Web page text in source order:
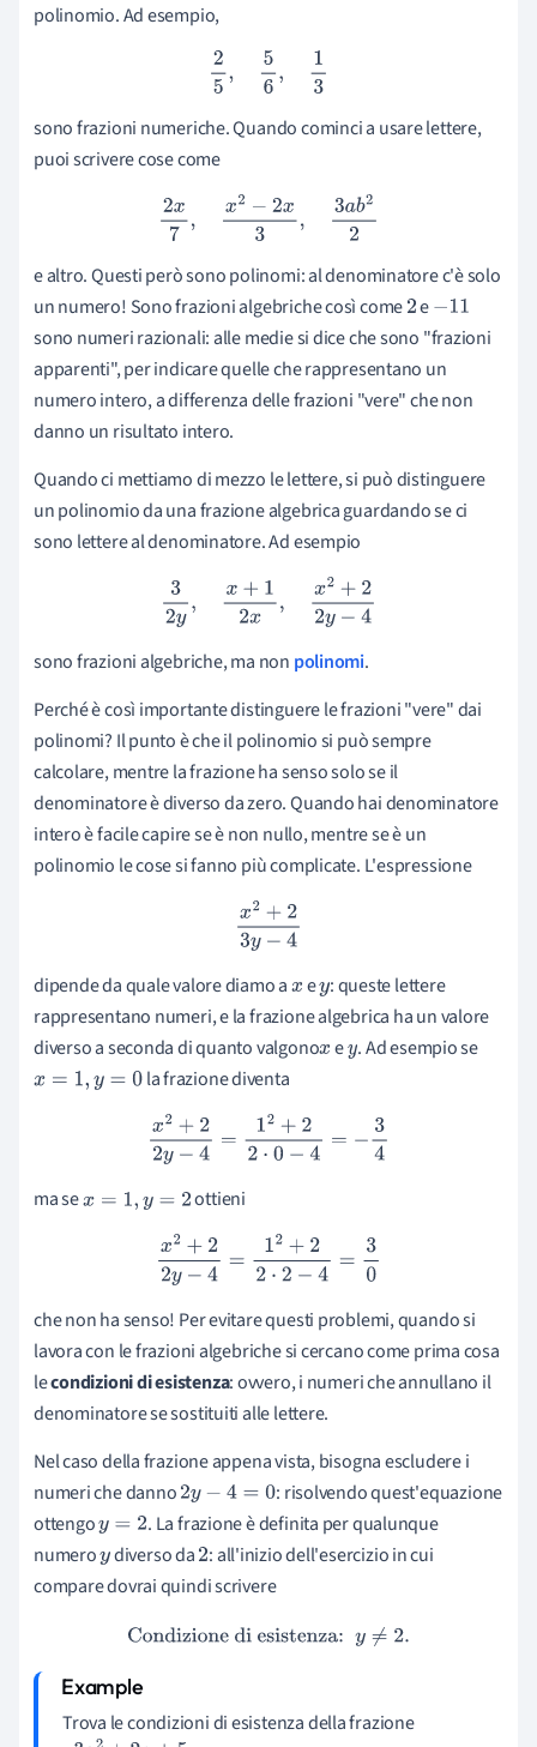
polinomio. Ad esempio,
56
sono frazioni numeriche. Quando cominci a usare lettere,
puoi scrivere cose come
7,x2 −2 x3,3 2
e altro. Questi però sono polinomi: al denominatore c'è solo
un numero! Sono frazioni algebriche così come2e−11
sono numeri razionali: alle medie si dice che sono "frazioni
apparenti", per indicare quelle che rappresentano un
numero intero, a differenza delle frazioni "vere" che non
danno un risultato intero.
Quando ci mettiamo di mezzo le lettere, si può distinguere
un polinomio da una frazione algebrica guardando se ci
sono lettere al denominatore. Ad esempio
x+ 12 x,x 2y− 4
sono frazioni algebriche, ma non polinomi.
Perché è così importante distinguere le frazioni "vere" dai
polinomi? Il punto è che il polinomio si può sempre
calcolare, mentre la frazione ha senso solo se il
denominatore è diverso da zero. Quando hai denominatore
intero è facile capire se è non nullo, mentre se è un
polinomio le cose si fanno più complicate. L'espressione
x2+ 23y −4
dipende da quale valore diamo ax ey: queste lettere
rappresentano numeri, e la frazione algebrica ha un valore
diverso a seconda di quanto valgonox ey. Ad esempio se
x= 1,y =0
la frazione diventa
x 2+ 22 12+ 22 ⋅0
ma sex= 1,y =2
ottieni
x 2+22 2+ 22⋅ 2−
che non ha senso! Per evitare questi problemi, quando si
lavora con le frazioni algebriche si cercano come prima cosa
lecondizioni di esistenza: ovvero, i numeri che annullano il
denominatore se sostituiti alle lettere.
Nel caso della frazione appena vista, bisogna escludere i
numeri che danno2y−4= 0
: risolvendo quest'equazione
ottengoy=2
. La frazione è definita per qualunque
numeroy diverso da2: all'inizio dell'esercizio in cui
compare dovrai quindi scrivere
Condizione di esistenza: y≠ 2.
Trova le condizioni di esistenza della frazione